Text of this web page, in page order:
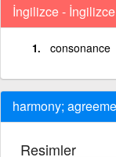
İngilizce - İngilizce
consonance
harmony;
Resimler